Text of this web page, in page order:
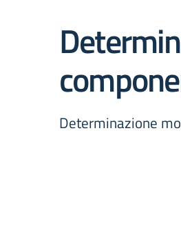
Determinazione